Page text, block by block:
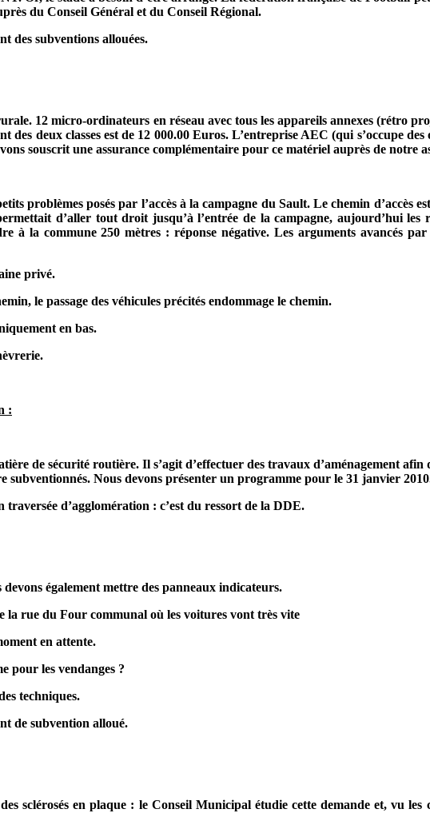
du Conseil Général et du Conseil Régional.
des subventions allouées.
12 micro-ordinateurs en réseau avec tous les appareils annexes (rétro
deux classes est de 12 000.00 Euros. L’entreprise AEC (qui s’occupe
souscrit une assurance complémentaire pour ce matériel auprès de notre
problèmes posés par l’accès à la campagne du Sault. Le chemin d’accès
d’aller tout droit jusqu’à l’entrée de la campagne, aujourd’hui les
la commune 250 mètres : réponse négative. Les arguments avancés par
privé.
le passage des véhicules précités endommage le chemin.
en bas.
:
de sécurité routière. Il s’agit d’effectuer des travaux d’aménagement
subventionnés. Nous devons présenter un programme pour le 31 janvier
d’agglomération : c’est du ressort de la DDE.
également mettre des panneaux indicateurs.
la rue du Four communal où les voitures vont très vite
en attente.
pour les vendanges ?
techniques.
de subvention alloué.
sclérosés en plaque : le Conseil Municipal étudie cette demande et, vu